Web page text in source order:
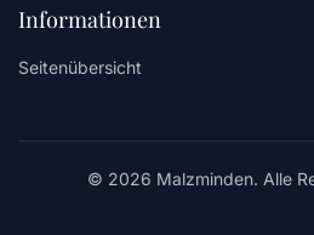
Informationen
Seitenübersicht
© 2026 Malzminden. Alle